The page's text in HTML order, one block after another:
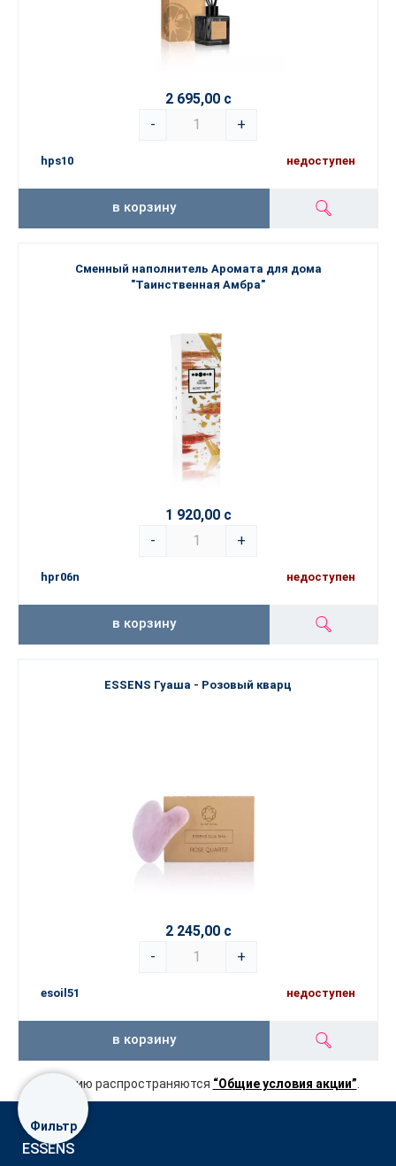
Фильтр
2 695,00 с
-
+
hps10 недоступен
в корзину
Сменный наполнитель Аромата для дома
"Таинственная Амбра"
1 920,00 с
-
+
hpr06n недоступен
в корзину
ESSENS Гуаша - Розовый кварц
2 245,00 с
-
+
esoil51 недоступен
в корзину
На акцию распространяются “Общие условия акции”
ESSENS